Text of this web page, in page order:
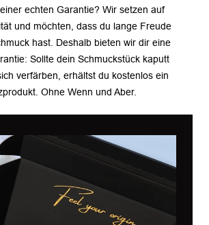
echten Garantie? Wir setzen auf
und möchten, dass du lange Freude
hast. Deshalb bieten wir dir eine
Sollte dein Schmuckstück kaputt
verfärben, erhältst du kostenlos ein
Ohne Wenn und Aber.